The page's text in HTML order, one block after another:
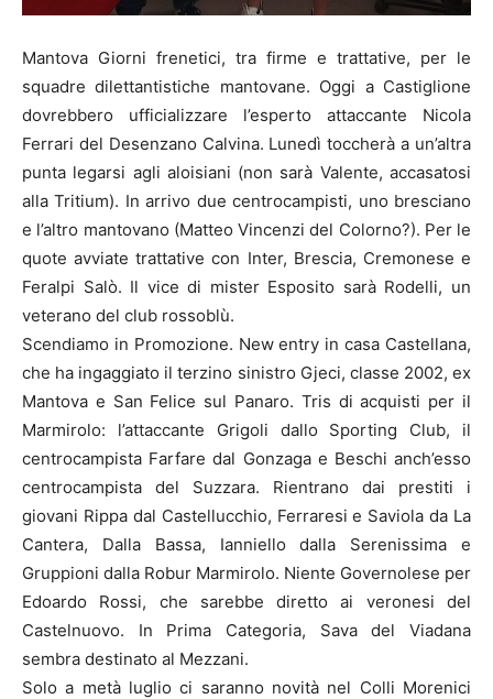
Mantova Giorni frenetici, tra firme e trattative, per le
squadre dilettantistiche mantovane. Oggi a Castiglione
dovrebbero ufficializzare l’esperto attaccante Nicola
Ferrari del Desenzano Calvina. Lunedì toccherà a un’altra
punta legarsi agli aloisiani (non sarà Valente, accasatosi
alla Tritium). In arrivo due centrocampisti, uno bresciano
e l’altro mantovano (Matteo Vincenzi del Colorno?). Per le
quote avviate trattative con Inter, Brescia, Cremonese e
Feralpi Salò. Il vice di mister Esposito sarà Rodelli, un
veterano del club rossoblù.
Scendiamo in Promozione. New entry in casa Castellana,
che ha ingaggiato il terzino sinistro Gjeci, classe 2002, ex
Mantova e San Felice sul Panaro. Tris di acquisti per il
Marmirolo: l’attaccante Grigoli dallo Sporting Club, il
centrocampista Farfare dal Gonzaga e Beschi anch’esso
centrocampista del Suzzara. Rientrano dai prestiti i
giovani Rippa dal Castellucchio, Ferraresi e Saviola da La
Cantera, Dalla Bassa, Ianniello dalla Serenissima e
Gruppioni dalla Robur Marmirolo. Niente Governolese per
Edoardo Rossi, che sarebbe diretto ai veronesi del
Castelnuovo. In Prima Categoria, Sava del Viadana
sembra destinato al Mezzani.
Solo a metà luglio ci saranno novità nel Colli Morenici